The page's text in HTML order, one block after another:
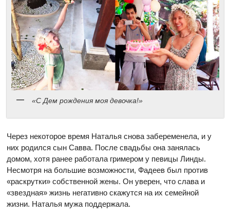
«С Дем рождения моя девочка!»
Через некоторое время Наталья снова забеременела, и у
них родился сын Савва. После свадьбы она занялась
домом, хотя ранее работала гримером у певицы Линды.
Несмотря на большие возможности, Фадеев был против
«раскрутки» собственной жены. Он уверен, что слава и
«звездная» жизнь негативно скажутся на их семейной
жизни. Наталья мужа поддержала.